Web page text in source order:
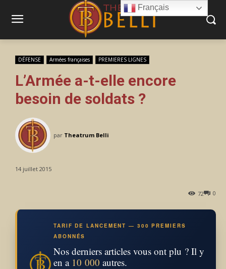
DÉFENSE Armées françaises PREMIERES LIGNES
L’Armée a-t-elle encore
besoin de soldats ?
par Theatrum Belli
14 juillet 2015
0
72
TARIF DE LANCEMENT — 300 PREMIERS
ABONNÉS
Nos derniers articles vous ont plu ? Il y
en a 10 000 autres.
Français